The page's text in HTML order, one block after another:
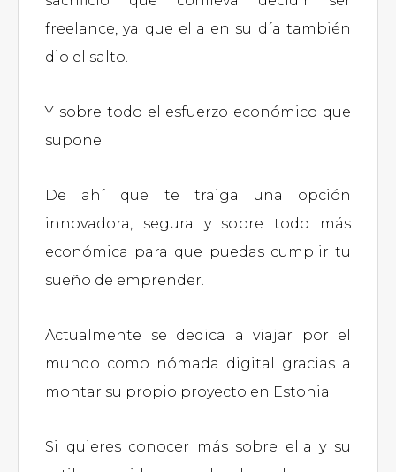
freelance, ya que ella en su día también
dio el salto.
Y sobre todo el esfuerzo económico que
supone.
De ahí que te traiga una opción
innovadora, segura y sobre todo más
económica para que puedas cumplir tu
sueño de emprender.
Actualmente se dedica a viajar por el
mundo como nómada digital gracias a
montar su propio proyecto en Estonia.
Si quieres conocer más sobre ella y su